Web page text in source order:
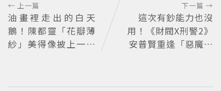
← 上一篇
油畫裡走出的白天
鵝！陳都靈「花瓣薄
紗」美得像披上一層
仙
下一篇 →
這次有鈔能力也沒
用！《財閥X刑警2》
安普賢重逢「惡魔教